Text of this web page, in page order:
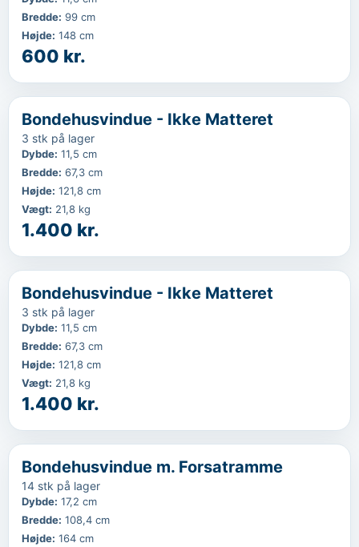
Bredde: 99 cm
Højde: 148 cm
600 kr.
‹
Bondehusvindue - Ikke Matteret
3 stk på lager
Dybde: 11,5 cm
Bredde: 67,3 cm
Højde: 121,8 cm
Vægt: 21,8 kg
1.400 kr.
‹
Bondehusvindue - Ikke Matteret
3 stk på lager
Dybde: 11,5 cm
Bredde: 67,3 cm
Højde: 121,8 cm
Vægt: 21,8 kg
1.400 kr.
‹
Bondehusvindue m. Forsatramme
14 stk på lager
Dybde: 17,2 cm
Bredde: 108,4 cm
Højde: 164 cm